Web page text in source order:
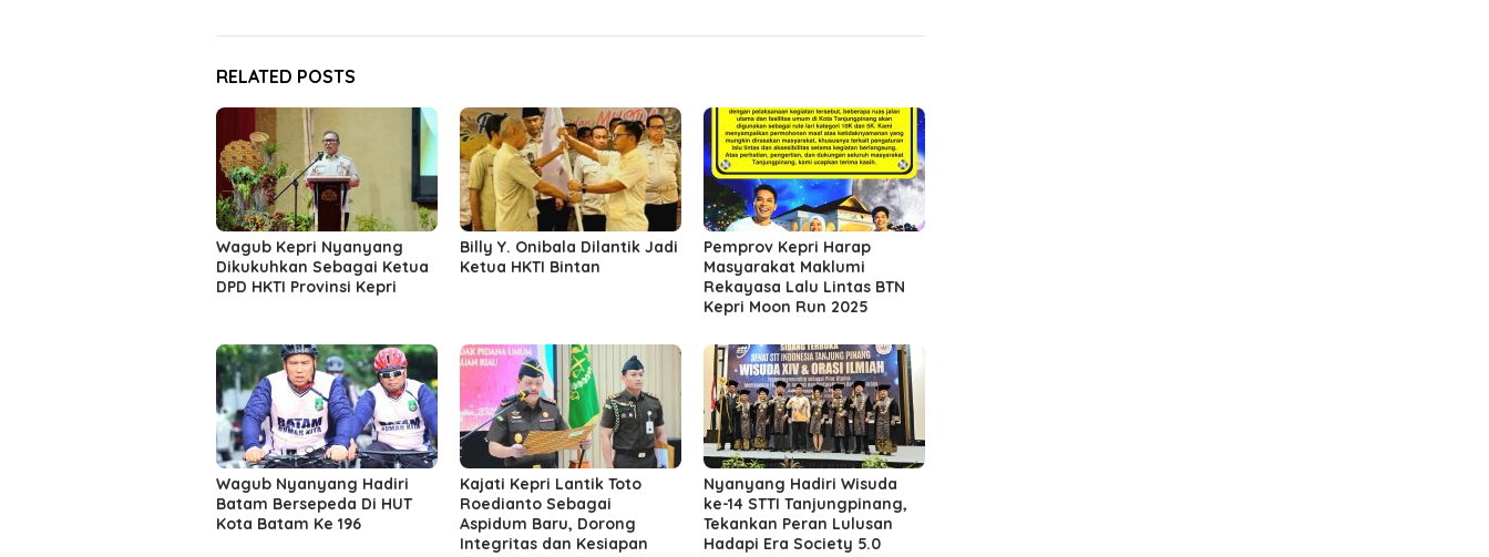
RELATED POSTS
Wagub Kepri Nyanyang
Dikukuhkan Sebagai Ketua
DPD HKTI Provinsi Kepri
Billy Y. Onibala Dilantik Jadi
Ketua HKTI Bintan
Pemprov Kepri Harap
Masyarakat Maklumi
Rekayasa Lalu Lintas BTN
Kepri Moon Run 2025
Wagub Nyanyang Hadiri
Batam Bersepeda Di HUT
Kota Batam Ke 196
Kajati Kepri Lantik Toto
Roedianto Sebagai
Aspidum Baru, Dorong
Integritas dan Kesiapan
Nyanyang Hadiri Wisuda
ke-14 STTI Tanjungpinang,
Tekankan Peran Lulusan
Hadapi Era Society 5.0